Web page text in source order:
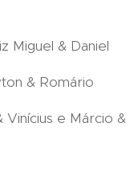
Miguel & Daniel
& Romário
Vinícius e Márcio &